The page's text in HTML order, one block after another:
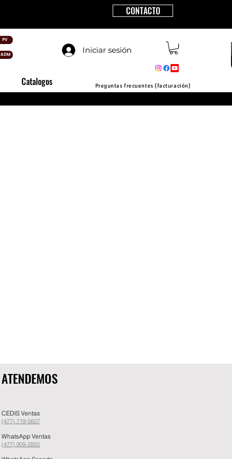
PV
ADM
CONTACTO
Iniciar sesión
Catalogos Preguntas frecuentes (facturación)
ATENDEMOS
CEDIS Ventas
(477) 719-5607
WhatsApp Ventas
(477) 909-2855